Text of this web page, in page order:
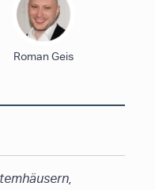
Roman Geis